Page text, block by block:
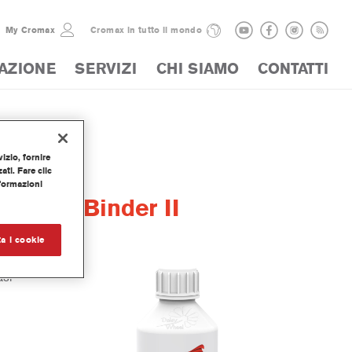
My Cromax Cromax in tutto il mondo
SERVIZI CHI SIAMO CONTATTI
Binder II
fornire
Fare clic
i cookie